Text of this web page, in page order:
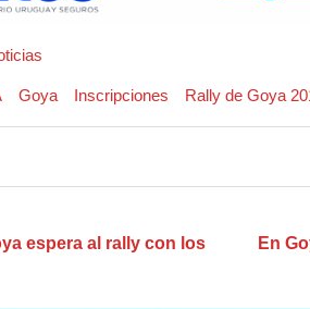
Goya Inscripciones Rally de Goya
espera al rally con los
En